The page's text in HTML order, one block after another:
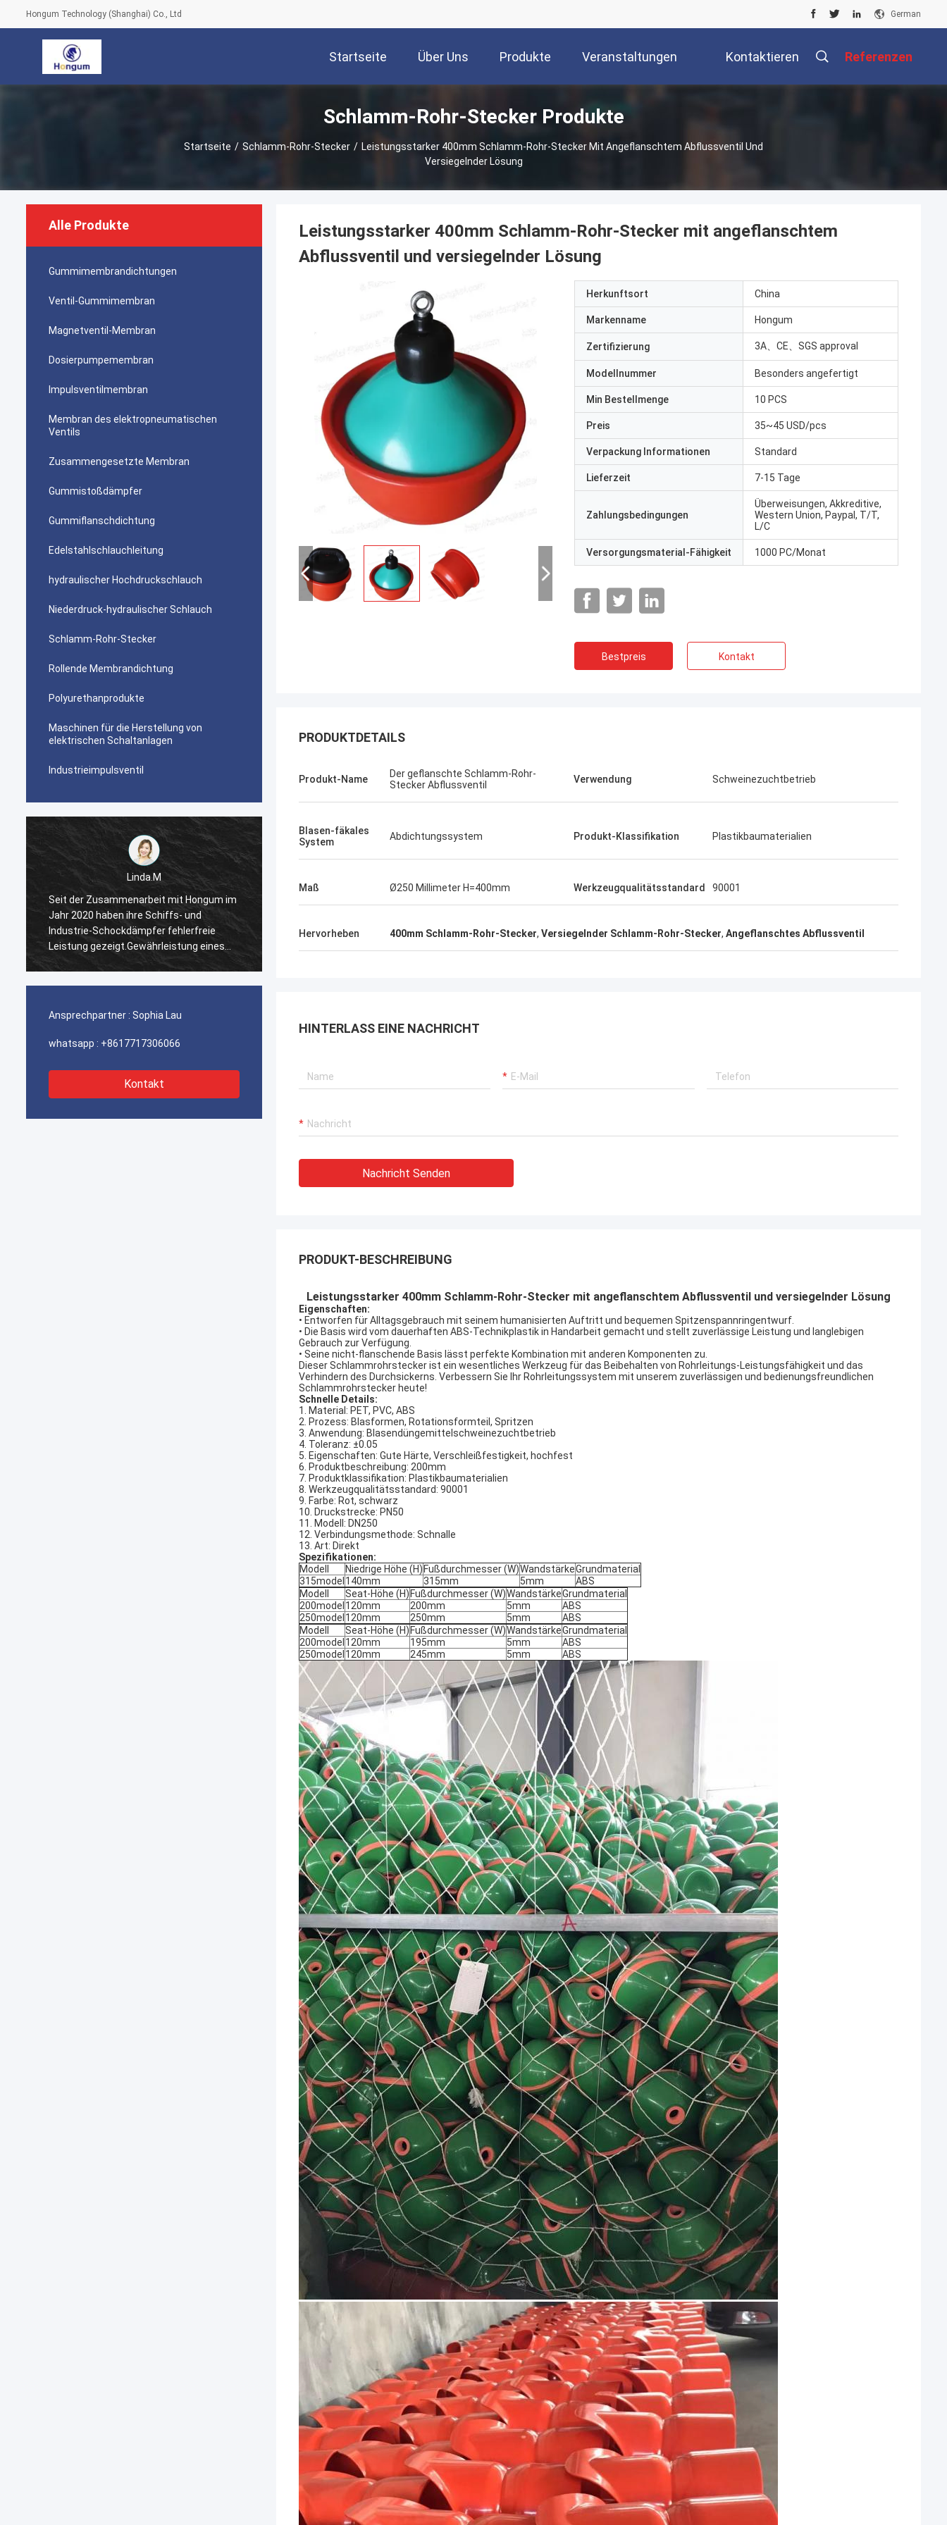
Hongum Technology (Shanghai) Co., Ltd German
Startseite Über Uns Produkte Veranstaltungen Kontaktieren Referenzen
Schlamm-Rohr-Stecker Produkte
Startseite / Schlamm-Rohr-Stecker / Leistungsstarker 400mm Schlamm-Rohr-Stecker Mit Angeflanschtem Abflussventil Und
Versiegelnder Lösung
Alle Produkte
Gummimembrandichtungen
Ventil-Gummimembran
Magnetventil-Membran
Dosierpumpemembran
Impulsventilmembran
Membran des elektropneumatischen
Ventils
Zusammengesetzte Membran
Gummistoßdämpfer
Gummiflanschdichtung
Edelstahlschlauchleitung
hydraulischer Hochdruckschlauch
Niederdruck-hydraulischer Schlauch
Schlamm-Rohr-Stecker
Rollende Membrandichtung
Polyurethanprodukte
Maschinen für die Herstellung von
elektrischen Schaltanlagen
Industrieimpulsventil
Linda.M
Seit der Zusammenarbeit mit Hongum im
Jahr 2020 haben ihre Schiffs- und
Industrie-Schockdämpfer fehlerfreie
Leistung gezeigt.Gewährleistung eines
ununterbrochenen Betriebs unserer
Industrie-Schockdämpfer fehlerfreie
Ansprechpartner : Sophia Lau
whatsapp : +8617717306066
Kontakt
Leistungsstarker 400mm Schlamm-Rohr-Stecker mit angeflanschtem
Abflussventil und versiegelnder Lösung
Herkunftsort China
Markenname Hongum
Zertifizierung 3A、CE、SGS approval
Modellnummer Besonders angefertigt
Min Bestellmenge 10 PCS
Preis 35~45 USD/pcs
Verpackung Informationen Standard
Lieferzeit 7-15 Tage
Zahlungsbedingungen
Überweisungen, Akkreditive,
Western Union, Paypal, T/T,
L/C
Versorgungsmaterial-Fähigkeit 1000 PC/Monat
Bestpreis Kontakt
PRODUKTDETAILS
Produkt-Name
Der geflanschte Schlamm-Rohr-
Stecker Abflussventil
Verwendung Schweinezuchtbetrieb
Blasen-fäkales
System
Abdichtungssystem Produkt-Klassifikation Plastikbaumaterialien
Maß Ø250 Millimeter H=400mm Werkzeugqualitätsstandard 90001
Hervorheben 400mm Schlamm-Rohr-Stecker, Versiegelnder Schlamm-Rohr-Stecker, Angeflanschtes Abflussventil
HINTERLASS EINE NACHRICHT
Nachricht Senden
PRODUKT-BESCHREIBUNG
Leistungsstarker 400mm Schlamm-Rohr-Stecker mit angeflanschtem Abflussventil und versiegelnder Lösung
Eigenschaften:
• Entworfen für Alltagsgebrauch mit seinem humanisierten Auftritt und bequemen Spitzenspannringentwurf.
• Die Basis wird vom dauerhaften ABS-Technikplastik in Handarbeit gemacht und stellt zuverlässige Leistung und langlebigen
Gebrauch zur Verfügung.
• Seine nicht-flanschende Basis lässt perfekte Kombination mit anderen Komponenten zu.
Dieser Schlammrohrstecker ist ein wesentliches Werkzeug für das Beibehalten von Rohrleitungs-Leistungsfähigkeit und das
Verhindern des Durchsickerns. Verbessern Sie Ihr Rohrleitungssystem mit unserem zuverlässigen und bedienungsfreundlichen
Schlammrohrstecker heute!
Schnelle Details:
1. Material: PET, PVC, ABS
2. Prozess: Blasformen, Rotationsformteil, Spritzen
3. Anwendung: Blasendüngemittelschweinezuchtbetrieb
4. Toleranz: ±0.05
5. Eigenschaften: Gute Härte, Verschleißfestigkeit, hochfest
6. Produktbeschreibung: 200mm
7. Produktklassifikation: Plastikbaumaterialien
8. Werkzeugqualitätsstandard: 90001
9. Farbe: Rot, schwarz
10. Druckstrecke: PN50
11. Modell: DN250
12. Verbindungsmethode: Schnalle
13. Art: Direkt
Spezifikationen:
Modell
Niedrige Höhe (H) Fußdurchmesser (W)WandstärkeGrundmaterial
315model 140mm 315mm 5mm
ABS
Modell
Seat-Höhe (H) Fußdurchmesser (W)WandstärkeGrundmaterial
200model 120mm 200mm 5mm
ABS
250model 120mm 250mm 5mm
ABS
Modell
Seat-Höhe (H) Fußdurchmesser (W)WandstärkeGrundmaterial
200model 120mm 195mm 5mm
ABS
250model 120mm 245mm 5mm ABS